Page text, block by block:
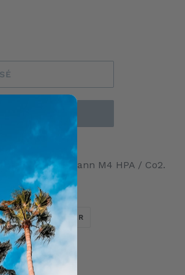
pour Tippmann M4 HPA / Co2.
TWEETER
SUR
TWITTER
ÉPINGLER